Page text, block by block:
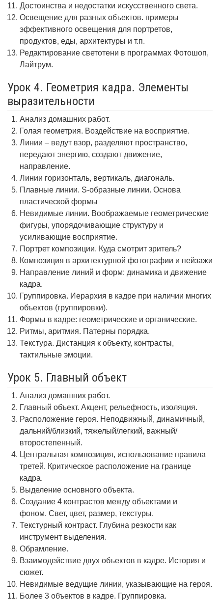
Достоинства и недостатки искусственного света.
Освещение для разных объектов. примеры
эффективного освещения для портретов,
продуктов, еды, архитектуры и т.п.
Редактирование светотени в программах Фотошоп,
Лайтрум.
Урок 4. Геометрия кадра. Элементы
выразительности
Анализ домашних работ.
Голая геометрия. Воздействие на восприятие.
Линии – ведут взор, разделяют пространство,
передают энергию, создают движение,
направление.
Линии горизонталь, вертикаль, диагональ.
Плавные линии. S-образные линии. Основа
пластической формы
Невидимые линии. Воображаемые геометрические
фигуры, упорядочивающие структуру и
усиливающие восприятие.
Портрет композиции. Куда смотрит зритель?
Композиция в архитектурной фотографии и пейзажи
Направление линий и форм: динамика и движение
кадра.
Группировка. Иерархия в кадре при наличии многих
объектов (группировки).
Формы в кадре: геометрические и органические.
Ритмы, аритмия. Патерны порядка.
Текстура. Дистанция к объекту, контрасты,
тактильные эмоции.
Урок 5. Главный объект
Анализ домашних работ.
Главный объект. Акцент, рельефность, изоляция.
Расположение героя. Неподвижный, динамичный,
дальний/близкий, тяжелый/легкий, важный/
второстепенный.
Центральная композиция, использование правила
третей. Критическое расположение на границе
кадра.
Выделение основного объекта.
Создание 4 контрастов между объектами и
фоном. Свет, цвет, размер, текстуры.
Текстурный контраст. Глубина резкости как
инструмент выделения.
Обрамление.
Взаимодействие двух объектов в кадре. История и
сюжет.
Невидимые ведущие линии, указывающие на героя.
Более 3 объектов в кадре. Группировка.